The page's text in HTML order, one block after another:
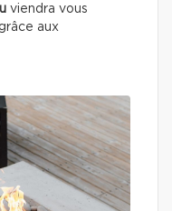
viendra vous
aux